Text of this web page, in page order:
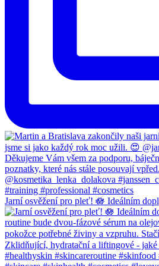
Jarní osvěžení pro pleť! 🪷 Ideálním dopl